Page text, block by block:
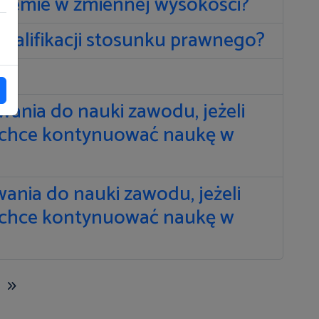
stosunku prawnego?
do nauki zawodu, jeżeli
kontynuować naukę w
do nauki zawodu, jeżeli
kontynuować naukę w